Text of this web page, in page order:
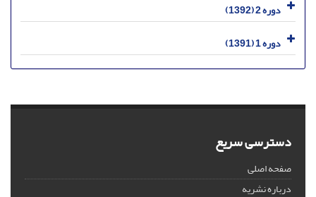
دوره 2 (1392)
دوره 1 (1391)
دسترسی سریع
صفحه اصلی
درباره نشریه